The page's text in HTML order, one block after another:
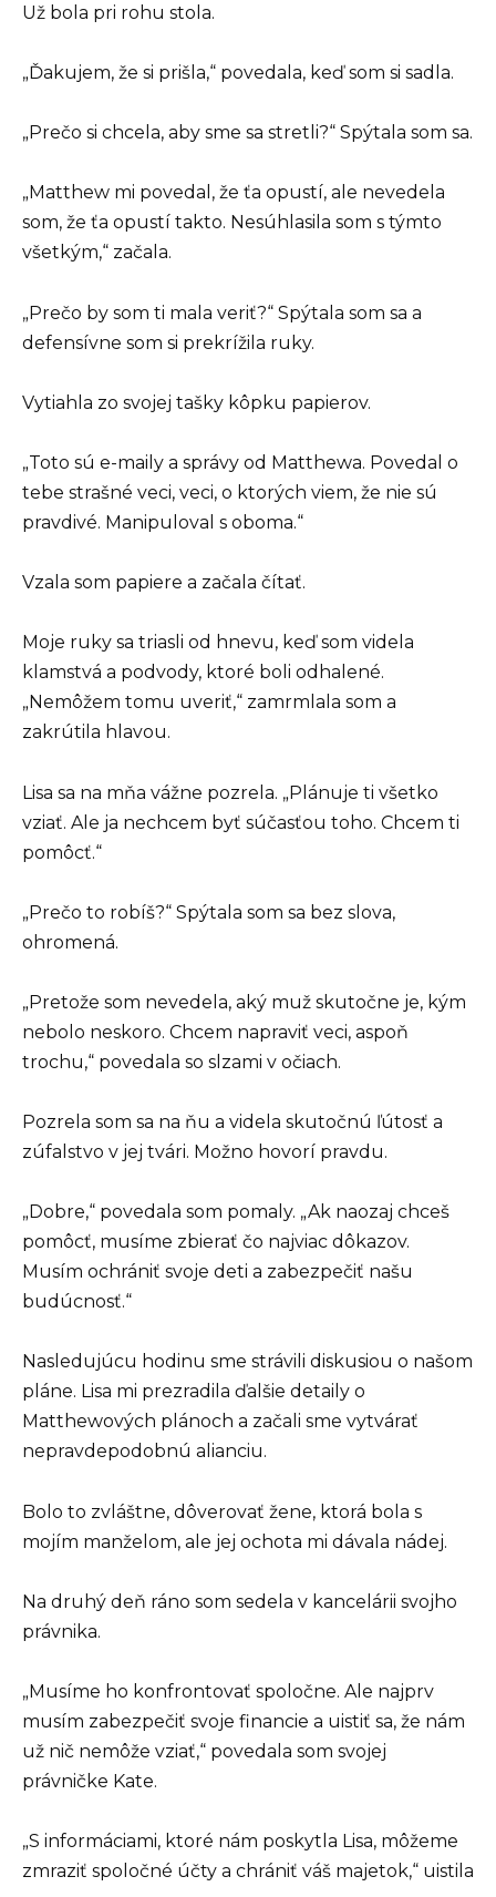
Už bola pri rohu stola.
„Ďakujem, že si prišla,“ povedala, keď som si sadla.
„Prečo si chcela, aby sme sa stretli?“ Spýtala som sa.
„Matthew mi povedal, že ťa opustí, ale nevedela
som, že ťa opustí takto. Nesúhlasila som s týmto
všetkým,“ začala.
„Prečo by som ti mala veriť?“ Spýtala som sa a
defensívne som si prekrížila ruky.
Vytiahla zo svojej tašky kôpku papierov.
„Toto sú e-maily a správy od Matthewa. Povedal o
tebe strašné veci, veci, o ktorých viem, že nie sú
pravdivé. Manipuloval s oboma.“
Vzala som papiere a začala čítať.
Moje ruky sa triasli od hnevu, keď som videla
klamstvá a podvody, ktoré boli odhalené.
„Nemôžem tomu uveriť,“ zamrmlala som a
zakrútila hlavou.
Lisa sa na mňa vážne pozrela. „Plánuje ti všetko
vziať. Ale ja nechcem byť súčasťou toho. Chcem ti
pomôcť.“
„Prečo to robíš?“ Spýtala som sa bez slova,
ohromená.
„Pretože som nevedela, aký muž skutočne je, kým
nebolo neskoro. Chcem napraviť veci, aspoň
trochu,“ povedala so slzami v očiach.
Pozrela som sa na ňu a videla skutočnú ľútosť a
zúfalstvo v jej tvári. Možno hovorí pravdu.
„Dobre,“ povedala som pomaly. „Ak naozaj chceš
pomôcť, musíme zbierať čo najviac dôkazov.
Musím ochrániť svoje deti a zabezpečiť našu
budúcnosť.“
Nasledujúcu hodinu sme strávili diskusiou o našom
pláne. Lisa mi prezradila ďalšie detaily o
Matthewových plánoch a začali sme vytvárať
nepravdepodobnú alianciu.
Bolo to zvláštne, dôverovať žene, ktorá bola s
mojím manželom, ale jej ochota mi dávala nádej.
Na druhý deň ráno som sedela v kancelárii svojho
právnika.
„Musíme ho konfrontovať spoločne. Ale najprv
musím zabezpečiť svoje financie a uistiť sa, že nám
už nič nemôže vziať,“ povedala som svojej
právničke Kate.
„S informáciami, ktoré nám poskytla Lisa, môžeme
zmraziť spoločné účty a chrániť váš majetok,“ uistila